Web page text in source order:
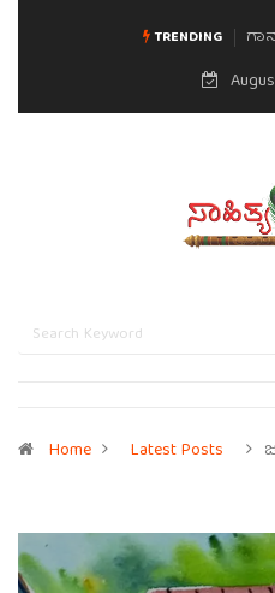
TRENDING
Home Latest Posts